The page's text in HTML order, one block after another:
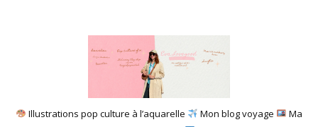
Illustrations pop culture à l’aquarelle Mon blog voyage
Ma